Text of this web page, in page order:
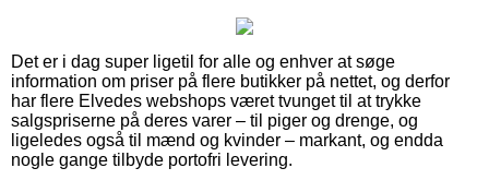
Det er i dag super ligetil for alle og enhver at søge
information om priser på flere butikker på nettet, og derfor
har flere Elvedes webshops været tvunget til at trykke
salgspriserne på deres varer – til piger og drenge, og
ligeledes også til mænd og kvinder – markant, og endda
nogle gange tilbyde portofri levering.